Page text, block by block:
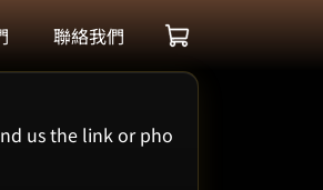
聯絡我們
us the link or pho